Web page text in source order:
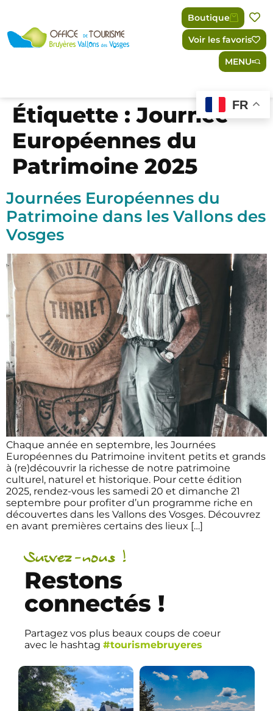
Boutique
Voir les favoris
MENU
FR
Étiquette :Journée
Européennes du
Patrimoine 2025
Journées Européennes du
Patrimoine dans les Vallons des
Vosges
Chaque année en septembre, les Journées
Européennes du Patrimoine invitent petits et grands
à (re)découvrir la richesse de notre patrimoine
culturel, naturel et historique. Pour cette édition
2025, rendez-vous les samedi 20 et dimanche 21
septembre pour profiter d’un programme riche en
découvertes dans les Vallons des Vosges. Découvrez
en avant premières certains des lieux […]
Suivez-nous !
Restons
connectés !
Partagez vos plus beaux coups de coeur
avec le hashtag #tourismebruyeres